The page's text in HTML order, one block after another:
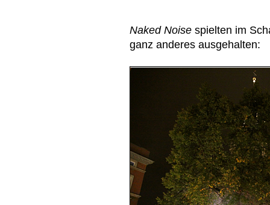
Naked Noise spielten im
ganz anderes ausgehalten: